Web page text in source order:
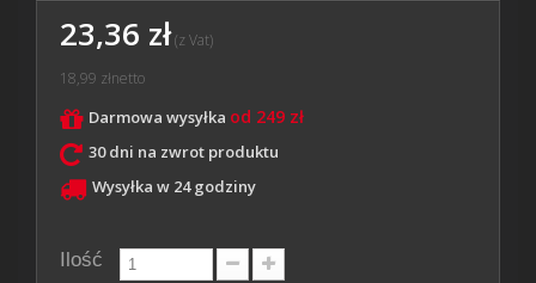
23,36 zł(z Vat)
18,99 złnetto
Darmowa wysyłka od 249 zł
30 dni na zwrot produktu
Wysyłka w 24 godziny
Ilość